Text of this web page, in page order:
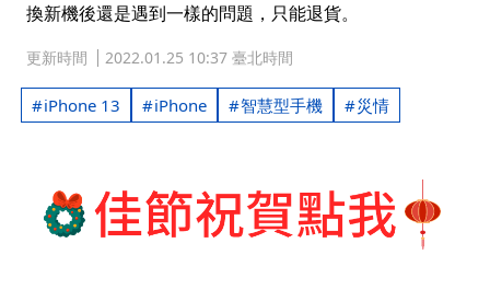
換新機後還是遇到一樣的問題，只能退貨。
更新時間 2022.01.25 10:37 臺北時間
iPhone 13 iPhone 智慧型手機 災情